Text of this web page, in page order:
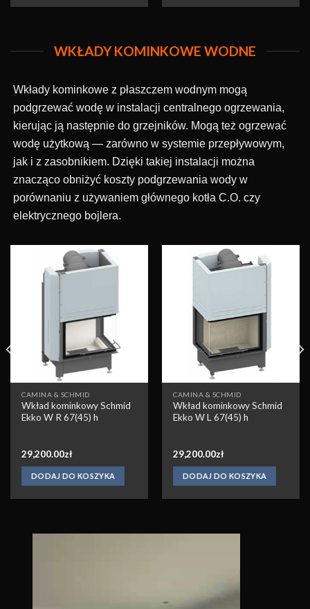
WKŁADY KOMINKOWE WODNE
Wkłady kominkowe z płaszczem wodnym mogą
podgrzewać wodę w instalacji centralnego ogrzewania,
kierując ją następnie do grzejników. Mogą też ogrzewać
wodę użytkową — zarówno w systemie przepływowym,
jak i z zasobnikiem. Dzięki takiej instalacji można
znacząco obniżyć koszty podgrzewania wody w
porównaniu z używaniem głównego kotła C.O. czy
elektrycznego bojlera.
CAMINA & SCHMID
Wkład kominkowy Schmid
Ekko W R 67(45) h
29,200.00zł
DODAJ DO KOSZYKA
Obserwuj
CAMINA & SCHMID
Wkład kominkowy Schmid
Ekko W L 67(45) h
29,200.00zł
DODAJ DO KOSZYKA